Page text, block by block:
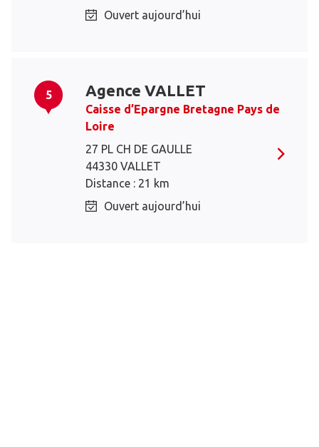
Ouvert aujourd’hui
5 Agence VALLET
Caisse d’Epargne Bretagne Pays de
Loire
27 PL CH DE GAULLE
44330 VALLET
Distance : 21 km
Ouvert aujourd’hui